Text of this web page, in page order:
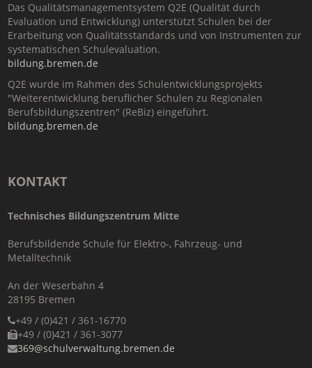
Das Qualitätsmanagementsystem Q2E (Qualität durch
Evaluation und Entwicklung) unterstützt Schulen bei der
Erarbeitung von Qualitätsstandards und von Instrumenten zur
systematischen Schulevaluation.
bildung.bremen.de
Q2E wurde im Rahmen des Schulentwicklungsprojekts
"Weiterentwicklung beruflicher Schulen zu Regionalen
Berufsbildungszentren" (ReBiz) eingeführt.
bildung.bremen.de
KONTAKT
Technisches Bildungszentrum Mitte
Berufsbildende Schule für Elektro-, Fahrzeug- und
Metalltechnik
An der Weserbahn 4
28195 Bremen
+49 / (0)421 / 361-16770
+49 / (0)421 / 361-3077
369@schulverwaltung.bremen.de